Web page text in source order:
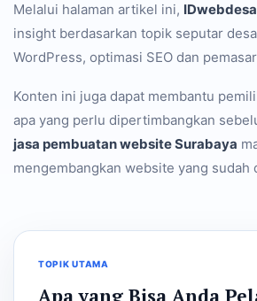
Melalui halaman artikel ini,
insight berdasarkan topik seputar
WordPress, optimasi SEO dan
Konten ini juga dapat membantu
apa yang perlu dipertimbangkan
jasa pembuatan website Surabaya
mengembangkan website yang sudah
TOPIK UTAMA